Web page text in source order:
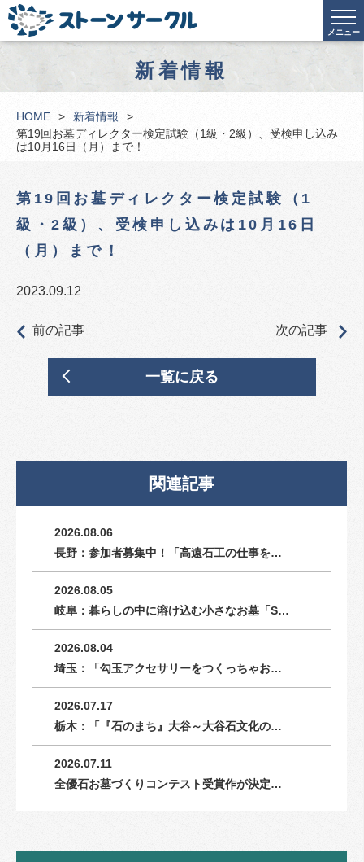
メニュー
新着情報
HOME
新着情報
第19回お墓ディレクター検定試験（1級・2級）、受検申し込み
は10月16日（月）まで！
第19回お墓ディレクター検定試験（1
級・2級）、受検申し込みは10月16日
（月）まで！
2023.09.12
前の記事 次の記事
一覧に戻る
関連記事
2026.08.06
長野：参加者募集中！「高遠石工の仕事を…
2026.08.05
岐阜：暮らしの中に溶け込む小さなお墓「S…
2026.08.04
埼玉：「勾玉アクセサリーをつくっちゃお…
2026.07.17
栃木：「『石のまち』大谷～大谷石文化の…
2026.07.11
全優石お墓づくりコンテスト受賞作が決定…